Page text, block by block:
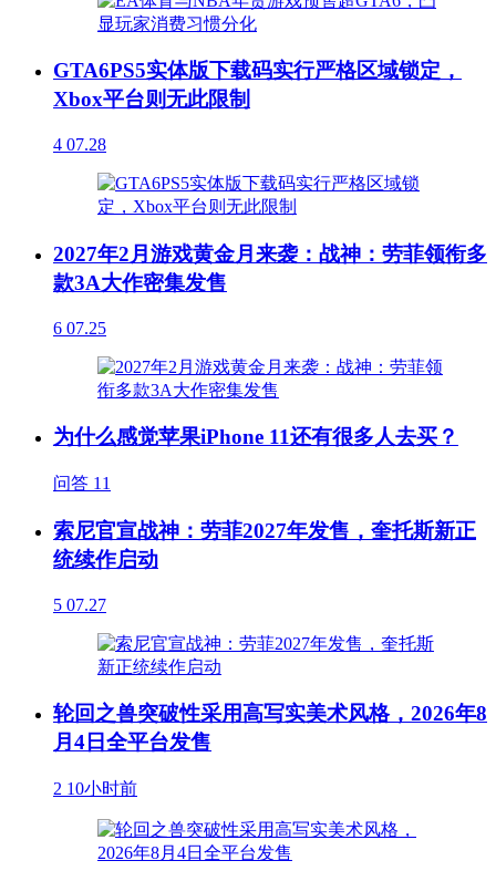
GTA6PS5实体版下载码实行严格区域锁定，
Xbox平台则无此限制
4 07.28
2027年2月游戏黄金月来袭：战神：劳菲领衔多
款3A大作密集发售
6 07.25
为什么感觉苹果iPhone 11还有很多人去买？
问答 11
索尼官宣战神：劳菲2027年发售，奎托斯新正
统续作启动
5 07.27
轮回之兽突破性采用高写实美术风格，2026年8
月4日全平台发售
2 10小时前